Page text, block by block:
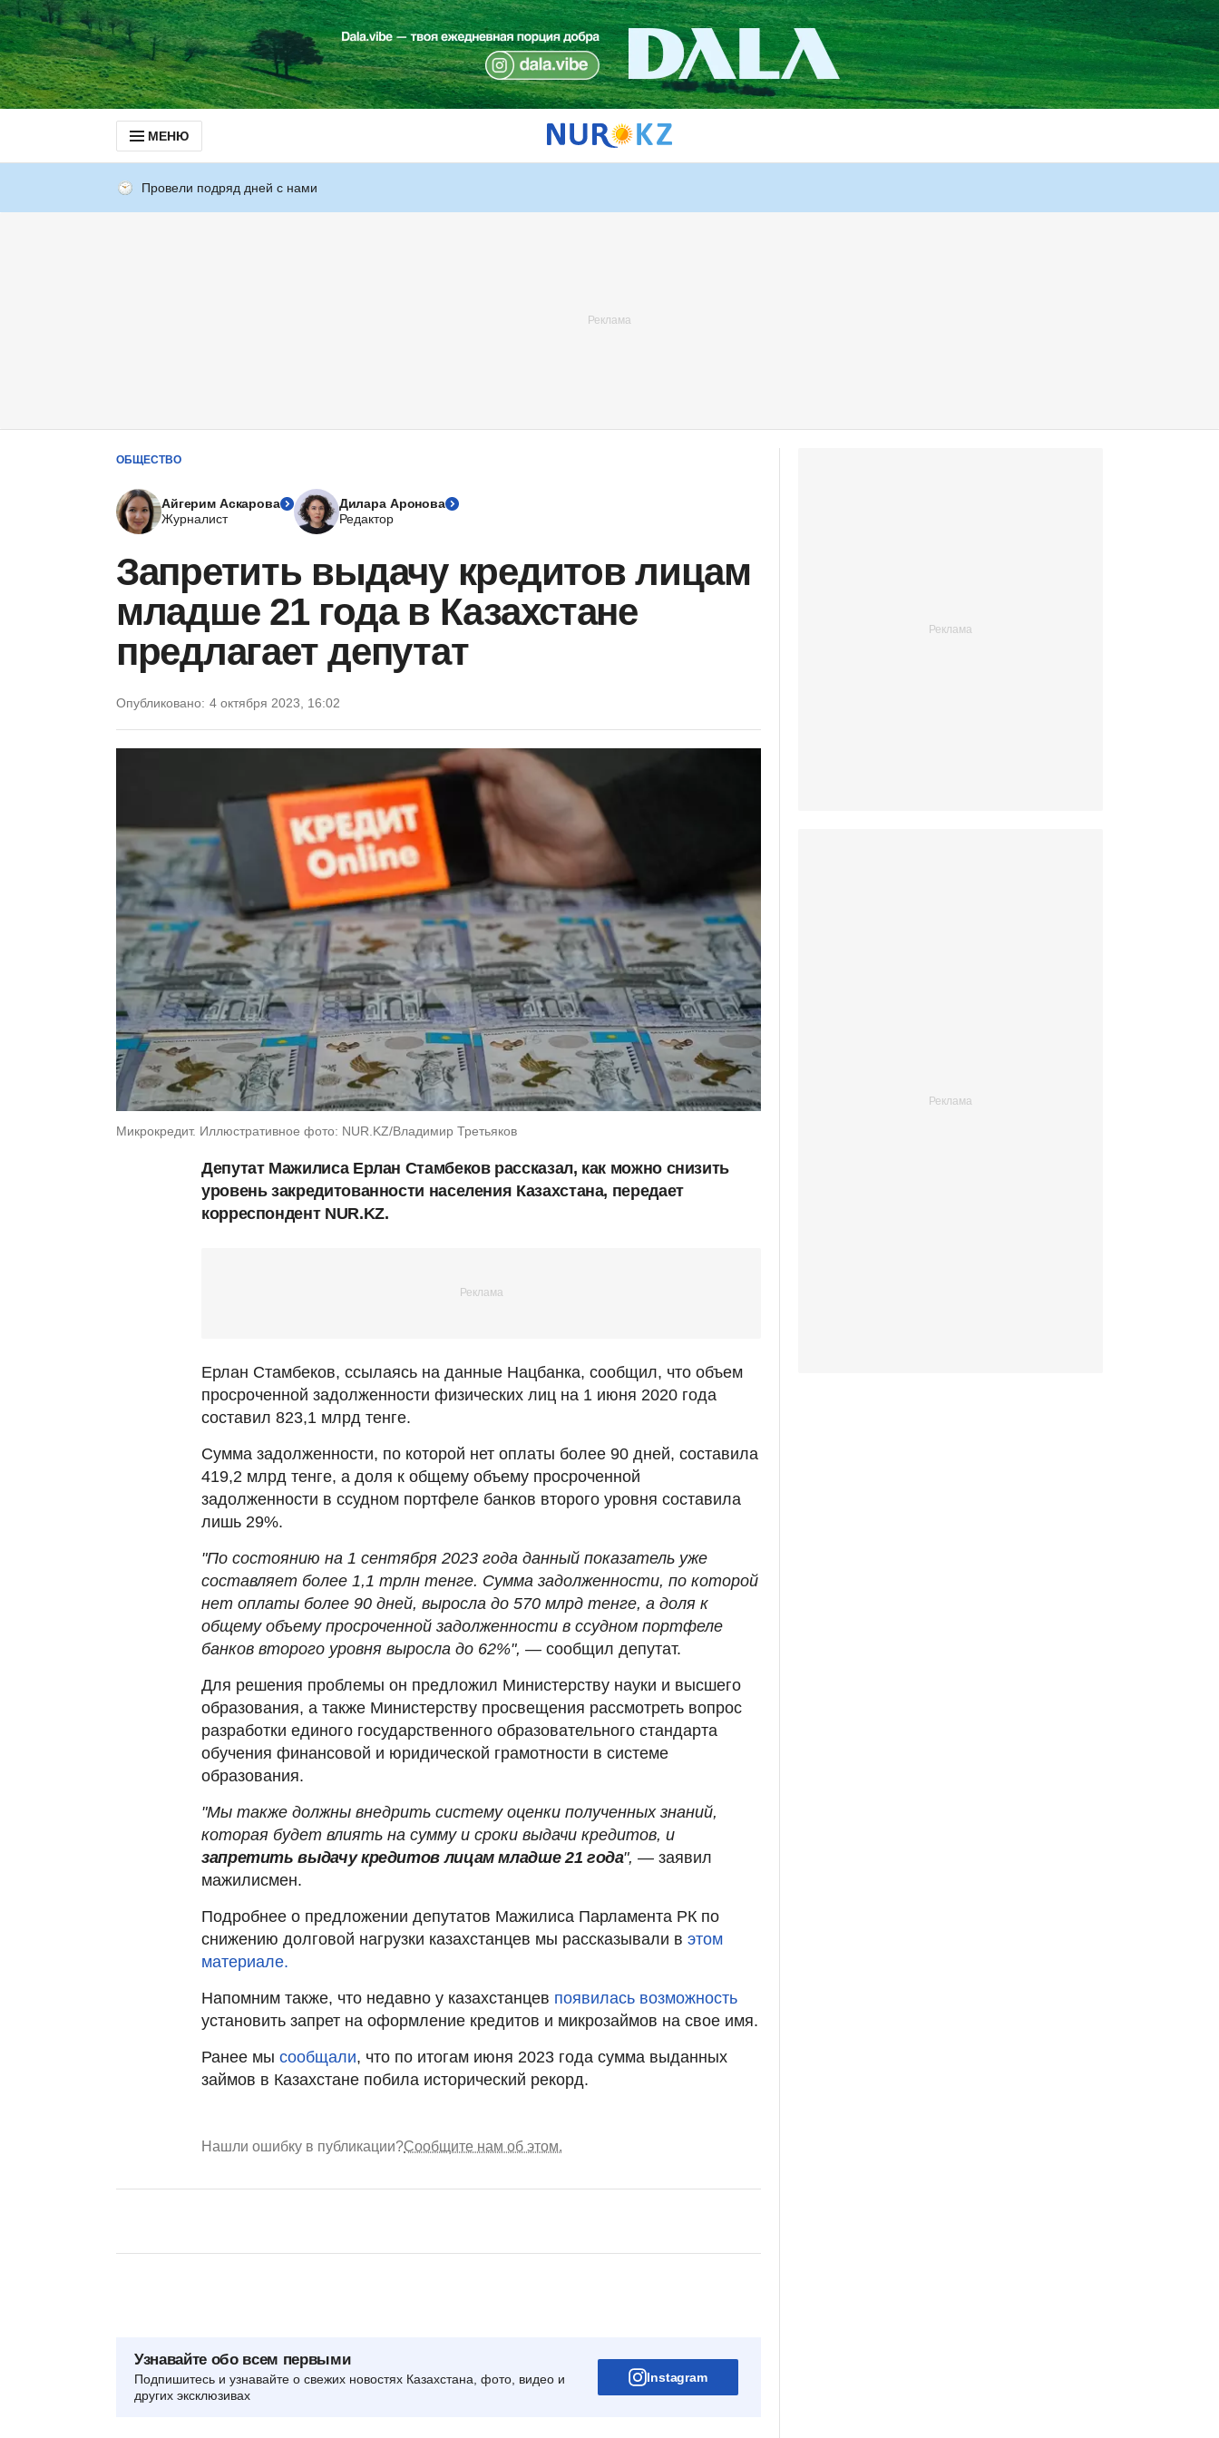
МЕНЮ
Провели подряд дней с нами
ОБЩЕСТВО
Айгерим Аскарова
Журналист
Дилара Аронова
Редактор
Запретить выдачу кредитов лицам
младше 21 года в Казахстане
предлагает депутат
Опубликовано: 4 октября 2023, 16:02
Микрокредит. Иллюстративное фото: NUR.KZ/Владимир Третьяков
Депутат Мажилиса Ерлан Стамбеков рассказал, как можно снизить
уровень закредитованности населения Казахстана, передает
корреспондент NUR.KZ.
Ерлан Стамбеков, ссылаясь на данные Нацбанка, сообщил, что объем
просроченной задолженности физических лиц на 1 июня 2020 года
составил 823,1 млрд тенге.
Сумма задолженности, по которой нет оплаты более 90 дней, составила
419,2 млрд тенге, а доля к общему объему просроченной
задолженности в ссудном портфеле банков второго уровня составила
лишь 29%.
"По состоянию на 1 сентября 2023 года данный показатель уже
составляет более 1,1 трлн тенге. Сумма задолженности, по которой
нет оплаты более 90 дней, выросла до 570 млрд тенге, а доля к
общему объему просроченной задолженности в ссудном портфеле
банков второго уровня выросла до 62%", — сообщил депутат.
Для решения проблемы он предложил Министерству науки и высшего
образования, а также Министерству просвещения рассмотреть вопрос
разработки единого государственного образовательного стандарта
обучения финансовой и юридической грамотности в системе
образования.
"Мы также должны внедрить систему оценки полученных знаний,
которая будет влиять на сумму и сроки выдачи кредитов, и
запретить выдачу кредитов лицам младше 21 года", — заявил
мажилисмен.
Подробнее о предложении депутатов Мажилиса Парламента РК по
снижению долговой нагрузки казахстанцев мы рассказывали в этом
материале.
Напомним также, что недавно у казахстанцев появилась возможность
установить запрет на оформление кредитов и микрозаймов на свое имя.
Ранее мы сообщали, что по итогам июня 2023 года сумма выданных
займов в Казахстане побила исторический рекорд.
Нашли ошибку в публикации?Сообщите нам об этом.
Узнавайте обо всем первыми
Подпишитесь и узнавайте о свежих новостях Казахстана, фото, видео и
других эксклюзивах
Instagram